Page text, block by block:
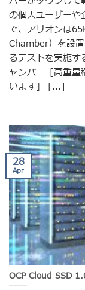
の個人ユーザーや
で、アリオンは
Chamber）を設
るテストを実施
ャンバー［高重量
います］ [...]
OCP Cloud SSD
28
Apr